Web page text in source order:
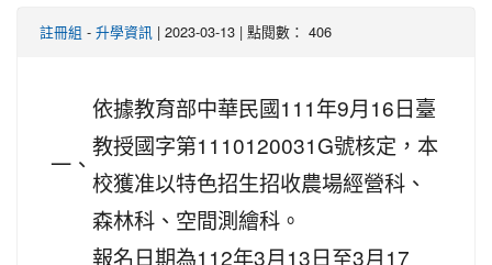
註冊組 - 升學資訊 | 2023-03-13 | 點閱數： 406
一、
依據教育部中華民國111年9月16日臺
教授國字第1110120031G號核定，本
校獲准以特色招生招收農場經營科、
森林科、空間測繪科。
報名日期為112年3月13日至3月17